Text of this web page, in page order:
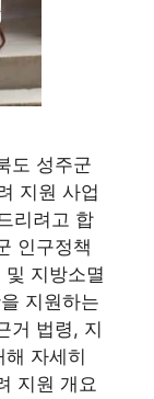
도 성주군
지원 사업
리려고 합
인구정책
지방소멸
지원하는
거 법령, 지
자세히
지원 개요